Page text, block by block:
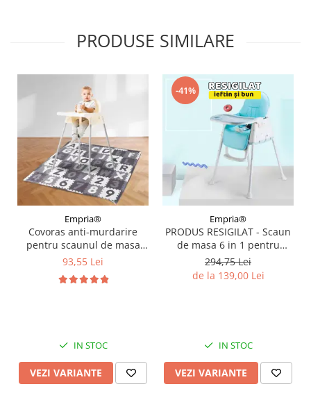
PRODUSE SIMILARE
Empria®
Covoras anti-murdarire
pentru scaunul de masa
bebe, impermeabil, lavabil,
93,55 Lei
IN STOC
VEZI VARIANTE
-41%
Empria®
PRODUS RESIGILAT - Scaun
de masa 6 in 1 pentru
bebelusi si copii, Bleu
294,75 Lei
de la 139,00 Lei
IN STOC
VEZI VARIANTE